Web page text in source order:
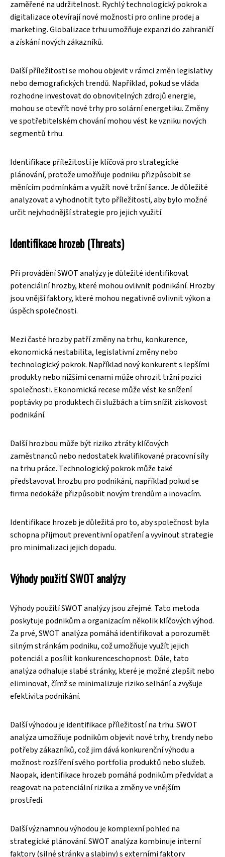
zaměřené na udržitelnost. Rychlý technologický pokrok a
digitalizace otevírají nové možnosti pro online prodej a
marketing. Globalizace trhu umožňuje expanzi do zahraničí
a získání nových zákazníků.
Další příležitosti se mohou objevit v rámci změn legislativy
nebo demografických trendů. Například, pokud se vláda
rozhodne investovat do obnovitelných zdrojů energie,
mohou se otevřít nové trhy pro solární energetiku. Změny
ve spotřebitelském chování mohou vést ke vzniku nových
segmentů trhu.
Identifikace příležitostí je klíčová pro strategické
plánování, protože umožňuje podniku přizpůsobit se
měnícím podmínkám a využít nové tržní šance. Je důležité
analyzovat a vyhodnotit tyto příležitosti, aby bylo možné
určit nejvhodnější strategie pro jejich využití.
Identifikace hrozeb (Threats)
Při provádění SWOT analýzy je důležité identifikovat
potenciální hrozby, které mohou ovlivnit podnikání. Hrozby
jsou vnější faktory, které mohou negativně ovlivnit výkon a
úspěch společnosti.
Mezi časté hrozby patří změny na trhu, konkurence,
ekonomická nestabilita, legislativní změny nebo
technologický pokrok. Například nový konkurent s lepšími
produkty nebo nižšími cenami může ohrozit tržní pozici
společnosti. Ekonomická recese může vést ke snížení
poptávky po produktech či službách a tím snížit ziskovost
podnikání.
Další hrozbou může být riziko ztráty klíčových
zaměstnanců nebo nedostatek kvalifikované pracovní síly
na trhu práce. Technologický pokrok může také
představovat hrozbu pro podnikání, například pokud se
firma nedokáže přizpůsobit novým trendům a inovacím.
Identifikace hrozeb je důležitá pro to, aby společnost byla
schopna přijmout preventivní opatření a vyvinout strategie
pro minimalizaci jejich dopadu.
Výhody použití SWOT analýzy
Výhody použití SWOT analýzy jsou zřejmé. Tato metoda
poskytuje podnikům a organizacím několik klíčových výhod.
Za prvé, SWOT analýza pomáhá identifikovat a porozumět
silným stránkám podniku, což umožňuje využít jejich
potenciál a posílit konkurenceschopnost. Dále, tato
analýza odhaluje slabé stránky, které je možné zlepšit nebo
eliminovat, čímž se minimalizuje riziko selhání a zvyšuje
efektivita podnikání.
Další výhodou je identifikace příležitostí na trhu. SWOT
analýza umožňuje podnikům objevit nové trhy, trendy nebo
potřeby zákazníků, což jim dává konkurenční výhodu a
možnost rozšíření svého portfolia produktů nebo služeb.
Naopak, identifikace hrozeb pomáhá podnikům předvídat a
reagovat na potenciální rizika a změny ve vnějším
prostředí.
Další významnou výhodou je komplexní pohled na
strategické plánování. SWOT analýza kombinuje interní
faktory (silné stránky a slabiny) s externími faktory